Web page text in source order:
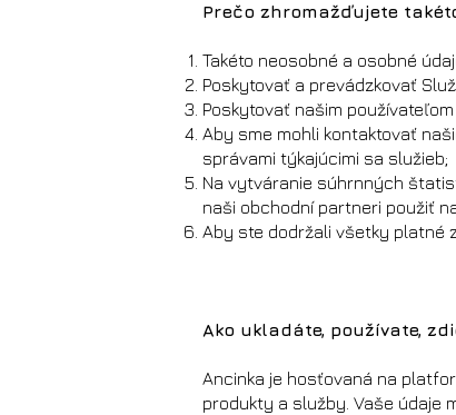
Prečo zhromažďujete
Takéto neosobné a osobné
Poskytovať a prevádzkovať
Poskytovať našim
Aby sme mohli kontaktovať
správami týkajúcimi sa služieb;
Na vytváranie súhrnných
naši obchodní partneri použiť
Aby ste dodržali všetky platné
Ako ukladáte, používate,
Ancinka je hosťovaná na
produkty a služby. Vaše údaje